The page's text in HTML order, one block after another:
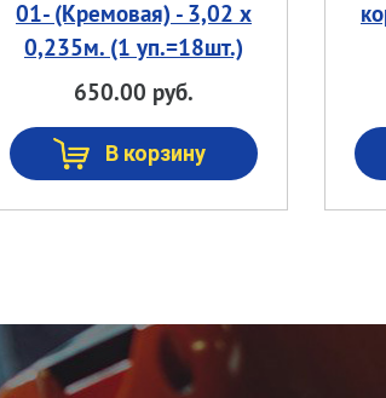
01- (Кремовая) - 3,02 х
0,235м. (1 уп.=18шт.)
650.00 руб.